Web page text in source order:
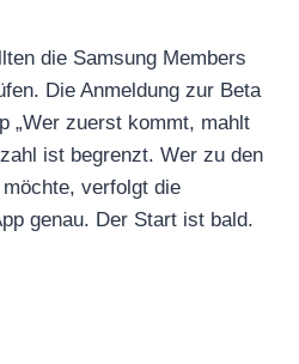
die Samsung Members
Die Anmeldung zur Beta
„Wer zuerst kommt, mahlt
ist begrenzt. Wer zu den
verfolgt die
genau. Der Start ist bald.